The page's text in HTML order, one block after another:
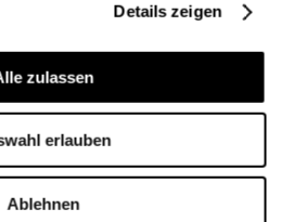
Details zeigen
zulassen
erlauben
Ablehnen
gekauft